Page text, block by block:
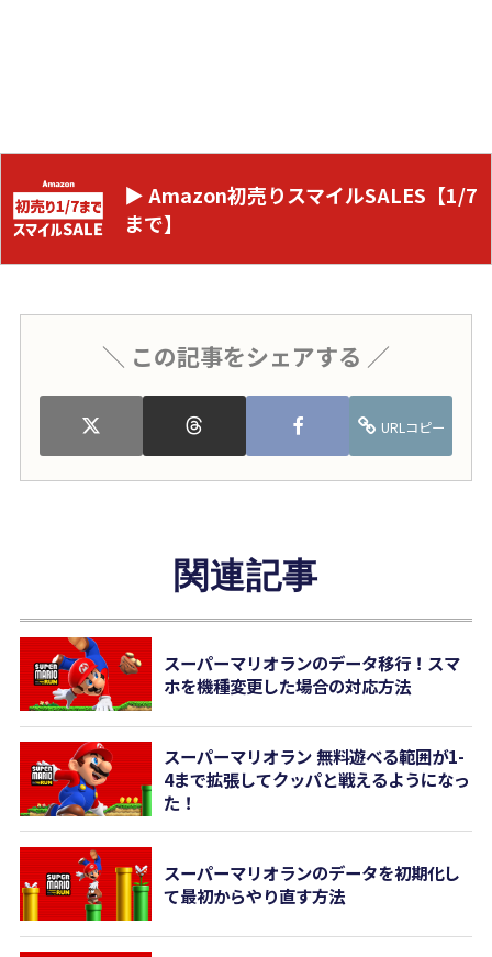
▶ Amazon初売りスマイルSALES【1/7
まで】
＼ この記事をシェアする ／
URLコピー
関連記事
スーパーマリオランのデータ移行！スマ
ホを機種変更した場合の対応方法
スーパーマリオラン 無料遊べる範囲が1-
4まで拡張してクッパと戦えるようになっ
た！
スーパーマリオランのデータを初期化し
て最初からやり直す方法